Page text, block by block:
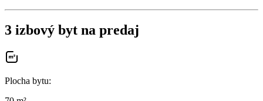
3 izbový byt na predaj
Plocha bytu: